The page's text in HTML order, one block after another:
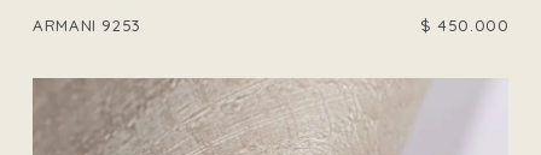
ARMANI 9253 $ 450.000